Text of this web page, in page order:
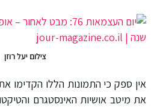
צילום יעל רוזן
אין ספק כי התמונות הללו הקדימו
את מיטב אושיות האינסטגרם